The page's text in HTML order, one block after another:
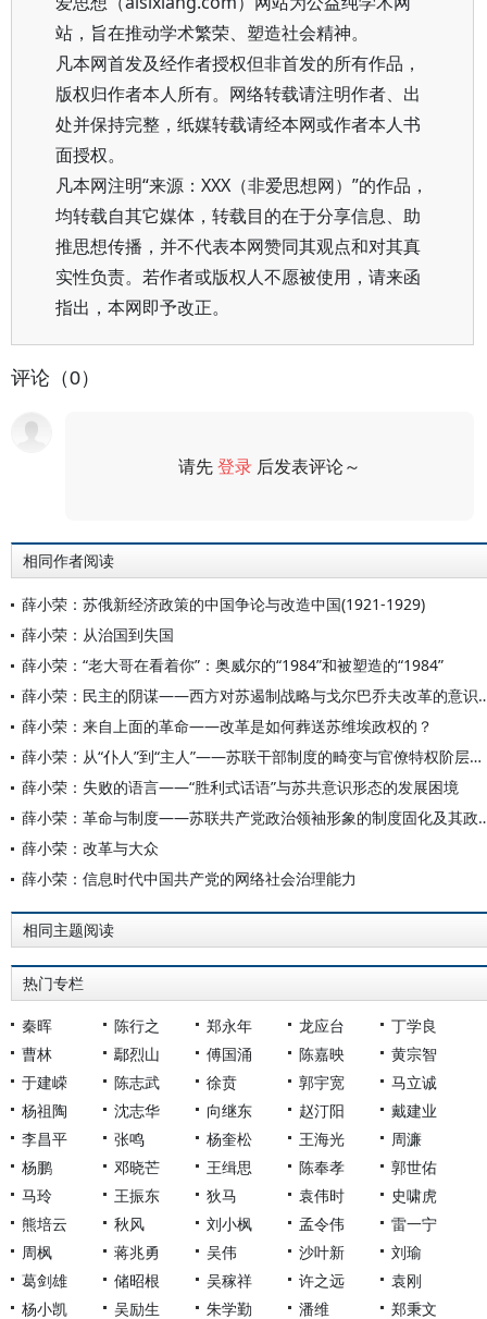
站，旨在推动学术繁荣、塑造社会精神。
凡本网首发及经作者授权但非首发的所有作品，
版权归作者本人所有。网络转载请注明作者、出
处并保持完整，纸媒转载请经本网或作者本人书
面授权。
凡本网注明“来源：XXX（非爱思想网）”的作品，
均转载自其它媒体，转载目的在于分享信息、助
推思想传播，并不代表本网赞同其观点和对其真
实性负责。若作者或版权人不愿被使用，请来函
指出，本网即予改正。
评论（0）
请先登录 后发表评论～
相同作者阅读
薛小荣：苏俄新经济政策的中国争论与改造中国(1921-1929)
薛小荣：从治国到失国
薛小荣：“老大哥在看着你”：奥威尔的“1984”和被塑造的“1984”
薛小荣：民主的阴谋——西方对
薛小荣：来自上面的革命——改革是如何葬送苏维埃政权的？
薛小荣：从“仆人”到“主人”——苏联干部制度的畸变与官僚特权阶层的形成
薛小荣：失败的语言——“胜利式话语”与苏共意识形态的发展困境
薛小荣：革命与制度——苏联共
薛小荣：改革与大众
薛小荣：信息时代中国共产党的网络社会治理能力
相同主题阅读
热门专栏
秦晖 陈行之 郑永年 龙应台
丁学良
曹林
鄢烈山 傅国涌 陈嘉映
黄宗智
于建嵘
陈志武 徐贲 郭宇宽
马立诚
杨祖陶
沈志华 向继东 赵汀阳
戴建业
李昌平
张鸣 杨奎松 王海光
周濂
杨鹏
邓晓芒 王缉思 陈奉孝
郭世佑
马玲
王振东 狄马 袁伟时
史啸虎
熊培云
秋风 刘小枫 孟令伟
雷一宁
周枫
蒋兆勇 吴伟 沙叶新
刘瑜
葛剑雄
储昭根 吴稼祥 许之远
袁刚
杨小凯
吴励生 朱学勤 潘维 郑秉文